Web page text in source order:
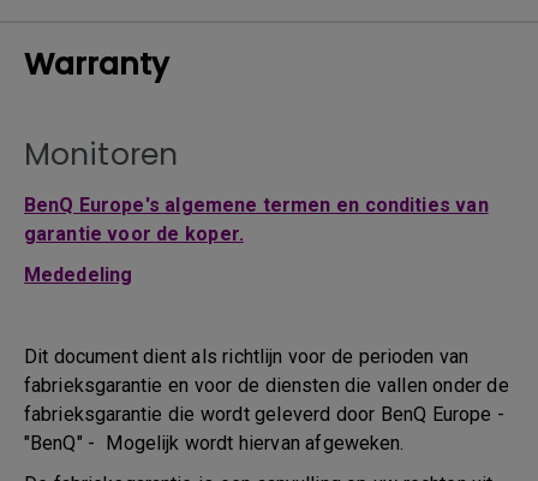
Warranty
Monitoren
BenQ Europe's algemene termen en condities van
garantie voor de koper.
Mededeling
Dit document dient als richtlijn voor de perioden van
fabrieksgarantie en voor de diensten die vallen onder de
fabrieksgarantie die wordt geleverd door BenQ Europe -
"BenQ" - Mogelijk wordt hiervan afgeweken.